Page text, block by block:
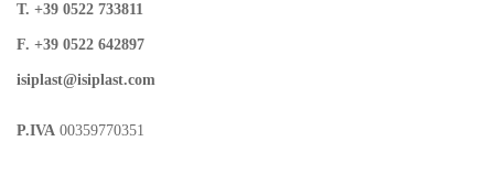
T. +39 0522 733811
F. +39 0522 642897
isiplast@isiplast.com
P.IVA 00359770351